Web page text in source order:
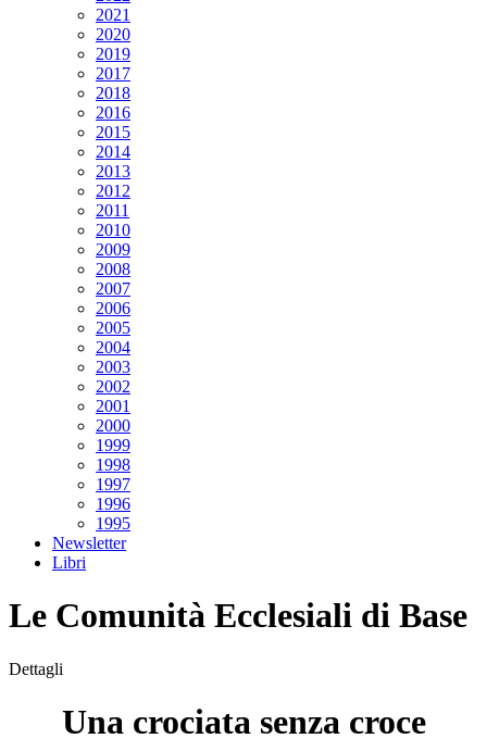
2021
2020
2019
2017
2018
2016
2015
2014
2013
2012
2011
2010
2009
2008
2007
2006
2005
2004
2003
2002
2001
2000
1999
1998
1997
1996
1995
Newsletter
Libri
Le Comunità Ecclesiali di Base
Dettagli
Una crociata senza croce